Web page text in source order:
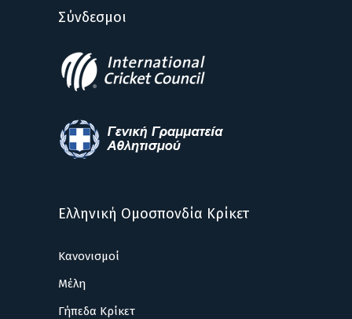
Σύνδεσμοι
Ελληνική Ομοσπονδία Κρίκετ
Κανονισμοί
Μέλη
Γήπεδα Κρίκετ